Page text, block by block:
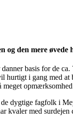
og den mere
basis for de
hurtigt i gang med at
dygtige fagfolk i
kvaler med